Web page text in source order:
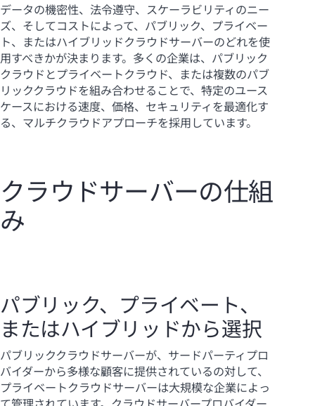
データの機密性、法令遵守、スケーラビリティのニー
ズ、そしてコストによって、パブリック、プライベー
ト、またはハイブリッドクラウドサーバーのどれを使
用すべきかが決まります。多くの企業は、パブリック
クラウドとプライベートクラウド、または複数のパブ
リッククラウドを組み合わせることで、特定のユース
ケースにおける速度、価格、セキュリティを最適化す
る、マルチクラウドアプローチを採用しています。
クラウドサーバーの仕組
み
パブリック、プライベート、
またはハイブリッドから選択
パブリッククラウドサーバーが、サードパーティプロ
バイダーから多様な顧客に提供されているの対して、
プライベートクラウドサーバーは大規模な企業によっ